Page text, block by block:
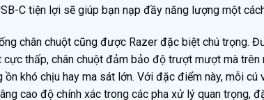
C tiện lợi sẽ giúp bạn nạp đầy năng lượng một
chân chuột cũng được Razer đặc biệt chú trọng.
thấp, chân chuột đảm bảo độ trượt mượt mà
khó chịu hay ma sát lớn. Với đặc điểm này, mỗi
cao độ chính xác trong các pha xử lý quan trọng,